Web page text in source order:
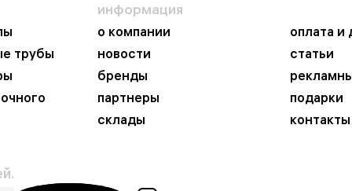
трубы
информация
о компании
оплата и
новости
статьи
бренды
партнеры
подарки
склады
контакты